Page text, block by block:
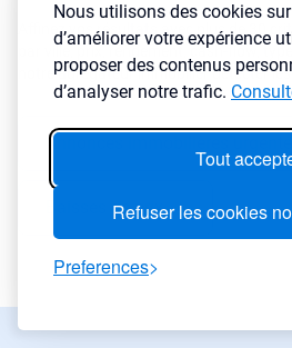
Nous utilisons des cookies
d’améliorer votre expérience
proposer des contenus
d’analyser notre trafic.
Tout
Refuser les cookies
Preferences
Affinez vos résultats avec plus de 30
par ville, prix, rendement, cash-flow,
notre agrégateur immobilier détecter
Annonces immobilières
Baisses de prix→